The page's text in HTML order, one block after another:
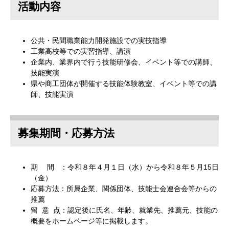
活動内容
公共・民間職業能力開発施設での実技指導
工業高校等での実習指導、講演
企業内、業界内で行う技能研修会、イベント等での講師、
技能実演
県や商工団体が開催する技能体験教室、イベント等での講
師、技能実演
募集期間・応募方法
期 間 ：令和８年４月１日（水）から令和８年５月15日
（金）
応募方法：所属企業、関係団体、技能士会連合会等からの
推薦
留 意 点：認定後に氏名、年齢、就業先、推薦元、技能の
概要をホームページ等に掲載します。